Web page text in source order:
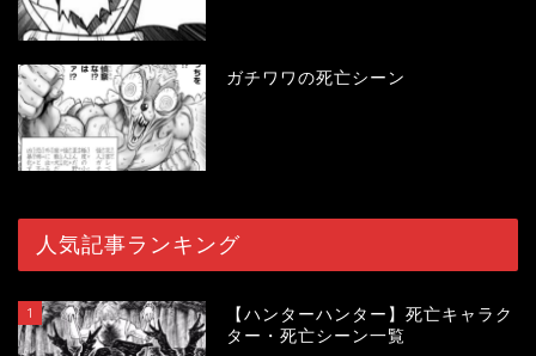
ガチワワの死亡シーン
人気記事ランキング
1
【ハンターハンター】死亡キャラク
ター・死亡シーン一覧